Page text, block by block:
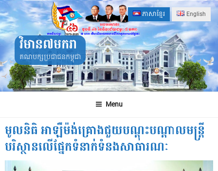
Skip
to
content
ភាសាខ្មែរ English
វិមាន៧មករា
គណបក្សប្រជាជនកម្ពុជា
Menu
មូលនិធិ អាឡឺម៉ង់គ្រោងជួយបណ្តុះបណ្តាលមន្រ្តី
បរិស្ថានលើផ្នែកទំនាក់ទំនងសាធារណៈ